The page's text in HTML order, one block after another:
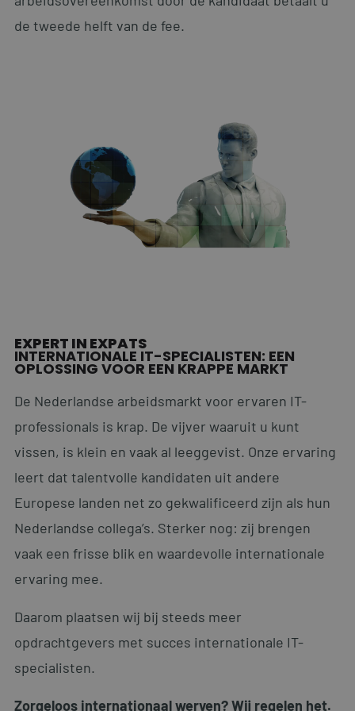
de tweede helft van de fee.
EXPERT IN EXPATS
INTERNATIONALE IT-SPECIALISTEN: EEN
OPLOSSING VOOR EEN KRAPPE MARKT
De Nederlandse arbeidsmarkt voor ervaren IT-
professionals is krap. De vijver waaruit u kunt
vissen, is klein en vaak al leeggevist. Onze ervaring
leert dat talentvolle kandidaten uit andere
Europese landen net zo gekwalificeerd zijn als hun
Nederlandse collega’s. Sterker nog: zij brengen
vaak een frisse blik en waardevolle internationale
ervaring mee.
Daarom plaatsen wij bij steeds meer
opdrachtgevers met succes internationale IT-
specialisten.
Zorgeloos internationaal werven? Wij regelen het.
Strikt noodzakelijke cookies maken de
kernfunctionaliteiten van de website mogelijk, zoals
.linkedin.com
__cf_bm
Cloudflare Inc.
.linkedin.com
CookieScriptConsent
CookieScript
www.personnelsearch.nl
PHPSESSID
PHP.net
Sessie
Google Privacy Policy